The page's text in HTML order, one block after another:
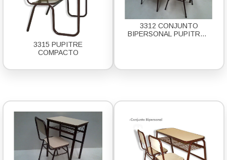
3315 PUPITRE
COMPACTO
3312 CONJUNTO
BIPERSONAL PUPITRE L